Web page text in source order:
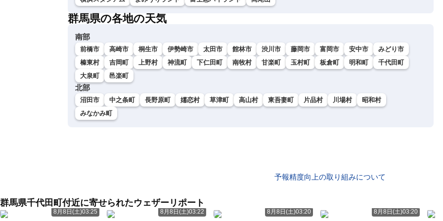
群馬県の各地の天気
南部
前橋市 高崎市 桐生市 伊勢崎市 太田市 館林市 渋川市 藤岡市 富岡市 安中市
みどり市
榛東村
吉岡町 上野村 神流町 下仁田町 南牧村 甘楽町 玉村町 板倉町 明和町
千代田町
大泉町
邑楽町
北部
沼田市 中之条町 長野原町 嬬恋村 草津町 高山村 東吾妻町 片品村 川場村
昭和村
みなかみ町
予報精度向上の取り組みについて
群馬県千代田町付近に寄せられたウェザーリポート
8月8日(土)03:25 8月8日(土)03:22 8月8日(土)03:20 8月8日(土)03:20